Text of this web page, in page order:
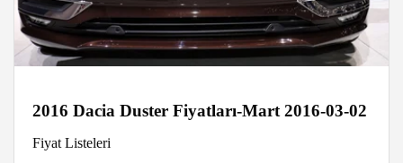
2016 Dacia Duster Fiyatları-Mart 2016-03-02
Fiyat Listeleri